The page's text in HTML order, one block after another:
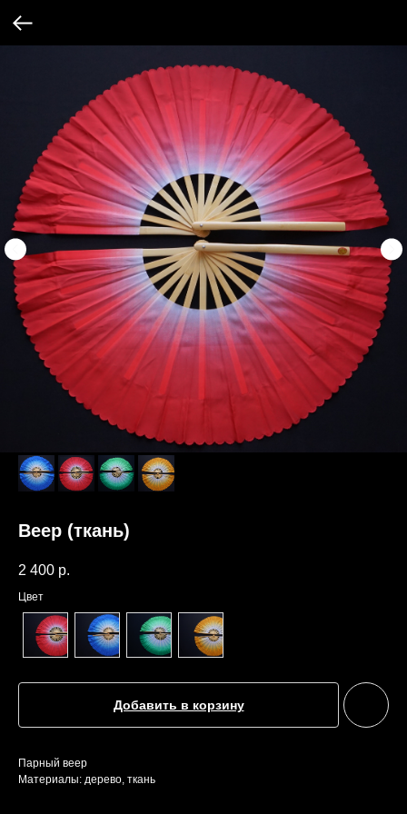
Веер (ткань)
2 400 р.
Цвет
Добавить в корзину
Парный веер
Материалы: дерево, ткань